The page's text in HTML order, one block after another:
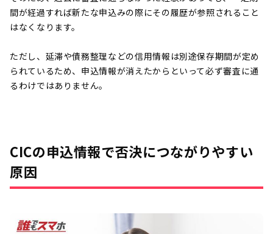
間が経過すれば新たな申込みの際にその履歴が参照されること
はなくなります。
ただし、延滞や債務整理などの信用情報は別途保存期間が定め
られているため、申込情報が消えたからといって必ず審査に通
るわけではありません。
CICの申込情報で否決につながりやすい
原因